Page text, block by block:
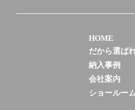
HOME
だから選ば
納入事例
会社案内
ショールー